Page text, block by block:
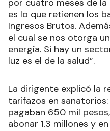
por cuatro meses de
es lo que retienen los
Ingresos Brutos.
el cual se nos otorga
energía. Si hay un
luz es el de la salud”.
La dirigente explicó la
tarifazos en
pagaban 650 mil
abonar 1.3 millones y